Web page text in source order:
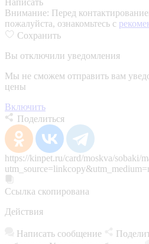
Внимание: Перед
пожалуйста, ознакомьтесь с
Сохранить
Вы отключили уведомления
Мы не сможем отправить вам
цены
Включить
Поделиться
https://kinpet.ru/card/moskva/sobaki/
Ссылка скопирована
Действия
Написать сообщение